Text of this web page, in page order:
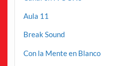
Aula 11
Break Sound
Con la Mente en Blanco